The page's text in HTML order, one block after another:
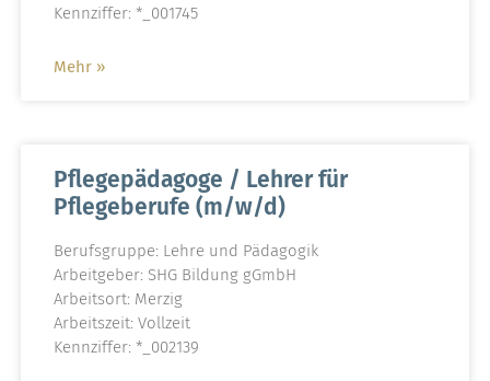
Kennziffer: *_001745
Mehr »
Pflegepädagoge / Lehrer für
Pflegeberufe (m/w/d)
Berufsgruppe: Lehre und Pädagogik
Arbeitgeber: SHG Bildung gGmbH
Arbeitsort: Merzig
Arbeitszeit: Vollzeit
Kennziffer: *_002139